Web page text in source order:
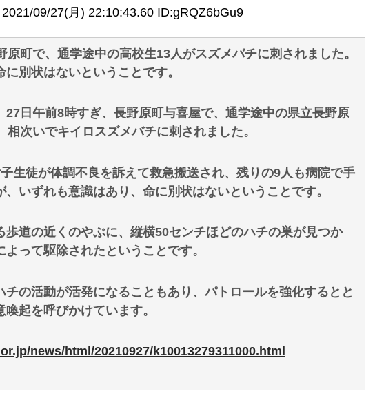
2021/09/27(月) 22:10:43.60 ID:gRQZ6bGu9
原町で、通学途中の高校生13人がスズメバチに刺されました。
別状はないということです。
27日午前8時すぎ、長野原町与喜屋で、通学途中の県立長野原
相次いでキイロスズメバチに刺されました。
生徒が体調不良を訴えて救急搬送され、残りの9人も病院で手
、いずれも意識はあり、命に別状はないということです。
歩道の近くのやぶに、縦横50センチほどのハチの巣が見つか
よって駆除されたということです。
チの活動が活発になることもあり、パトロールを強化するとと
起を呼びかけています。
news/html/20210927/k10013279311000.html